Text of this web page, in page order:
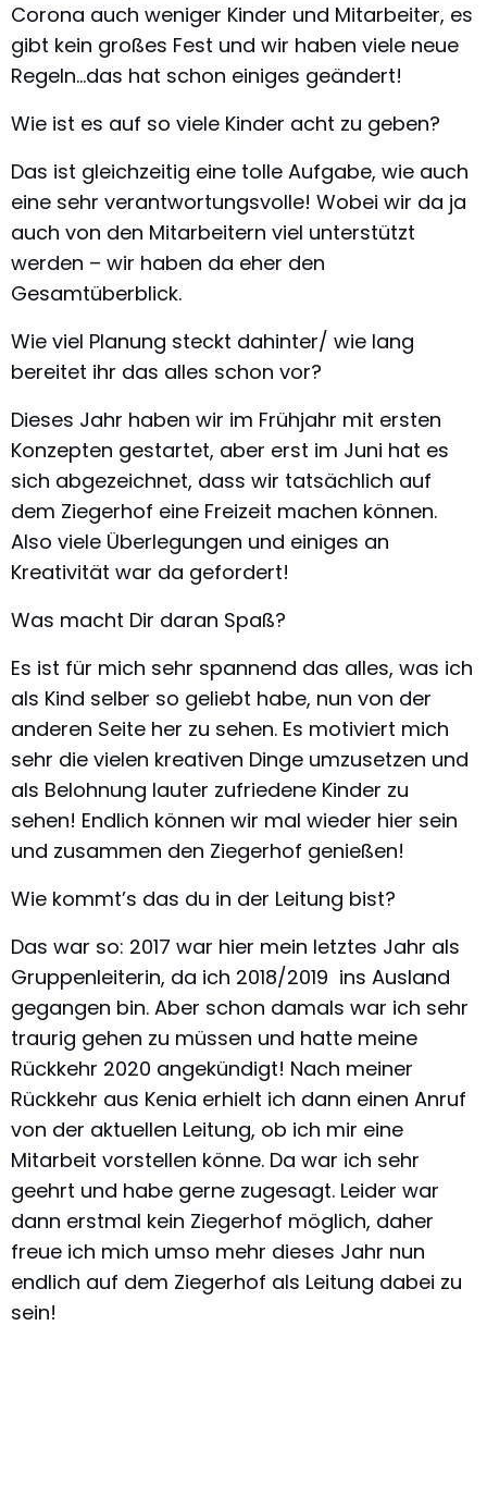
Corona auch weniger Kinder und Mitarbeiter, es
gibt kein großes Fest und wir haben viele neue
Regeln…das hat schon einiges geändert!
Wie ist es auf so viele Kinder acht zu geben?
Das ist gleichzeitig eine tolle Aufgabe, wie auch
eine sehr verantwortungsvolle! Wobei wir da ja
auch von den Mitarbeitern viel unterstützt
werden – wir haben da eher den
Gesamtüberblick.
Wie viel Planung steckt dahinter/ wie lang
bereitet ihr das alles schon vor?
Dieses Jahr haben wir im Frühjahr mit ersten
Konzepten gestartet, aber erst im Juni hat es
sich abgezeichnet, dass wir tatsächlich auf
dem Ziegerhof eine Freizeit machen können.
Also viele Überlegungen und einiges an
Kreativität war da gefordert!
Was macht Dir daran Spaß?
Es ist für mich sehr spannend das alles, was ich
als Kind selber so geliebt habe, nun von der
anderen Seite her zu sehen. Es motiviert mich
sehr die vielen kreativen Dinge umzusetzen und
als Belohnung lauter zufriedene Kinder zu
sehen! Endlich können wir mal wieder hier sein
und zusammen den Ziegerhof genießen!
Wie kommt’s das du in der Leitung bist?
Das war so: 2017 war hier mein letztes Jahr als
Gruppenleiterin, da ich 2018/2019 ins Ausland
gegangen bin. Aber schon damals war ich sehr
traurig gehen zu müssen und hatte meine
Rückkehr 2020 angekündigt! Nach meiner
Rückkehr aus Kenia erhielt ich dann einen Anruf
von der aktuellen Leitung, ob ich mir eine
Mitarbeit vorstellen könne. Da war ich sehr
geehrt und habe gerne zugesagt. Leider war
dann erstmal kein Ziegerhof möglich, daher
freue ich mich umso mehr dieses Jahr nun
endlich auf dem Ziegerhof als Leitung dabei zu
sein!